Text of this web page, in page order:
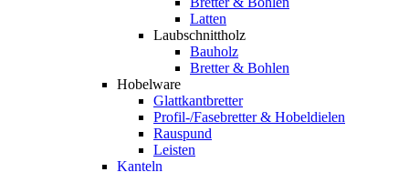
Latten
Laubschnittholz
Bauholz
Bretter & Bohlen
Hobelware
Glattkantbretter
Profil-/Fasebretter & Hobeldielen
Rauspund
Leisten
Kanteln